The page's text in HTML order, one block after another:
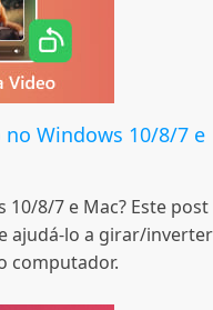
Windows 10/8/7 e
8/7 e Mac? Este post
ajudá-lo a girar/inverter
computador.